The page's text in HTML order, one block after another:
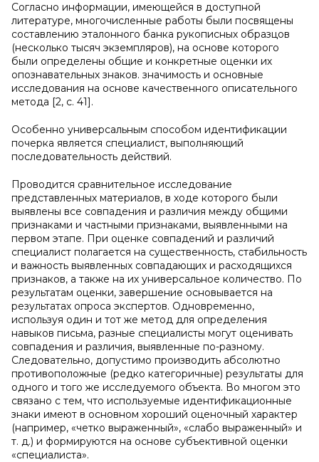
Согласно информации, имеющейся в доступной
литературе, многочисленные работы были посвящены
составлению эталонного банка рукописных образцов
(несколько тысяч экземпляров), на основе которого
были определены общие и конкретные оценки их
опознавательных знаков. значимость и основные
исследования на основе качественного описательного
метода [2, c. 41].
Особенно универсальным способом идентификации
почерка является специалист, выполняющий
последовательность действий.
Проводится сравнительное исследование
представленных материалов, в ходе которого были
выявлены все совпадения и различия между общими
признаками и частными признаками, выявленными на
первом этапе. При оценке совпадений и различий
специалист полагается на существенность, стабильность
и важность выявленных совпадающих и расходящихся
признаков, а также на их универсальное количество. По
результатам оценки, завершение основывается на
результатах опроса экспертов. Одновременно,
используя один и тот же метод для определения
навыков письма, разные специалисты могут оценивать
совпадения и различия, выявленные по-разному.
Следовательно, допустимо производить абсолютно
противоположные (редко категоричные) результаты для
одного и того же исследуемого объекта. Во многом это
связано с тем, что используемые идентификационные
знаки имеют в основном хороший оценочный характер
(например, «четко выраженный», «слабо выраженный» и
т. д.) и формируются на основе субъективной оценки
«специалиста».